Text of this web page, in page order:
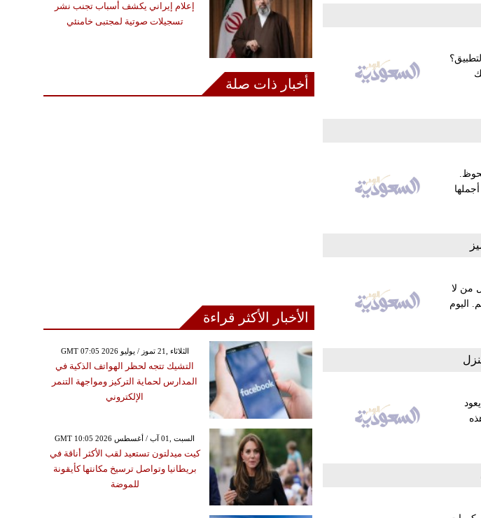
من لا
اليوم
إعلام إيراني يكشف أسباب تجنب نشر
تسجيلات صوتية لمجتبى خامنئي
أخبار ذات صلة
الأخبار الأكثر قراءة
GMT 07:05 2026 الثلاثاء ,21 تموز / يوليو
التشيك تتجه لحظر الهواتف الذكية في
المدارس لحماية التركيز ومواجهة التنمر
الإلكتروني
GMT 10:05 2026 السبت ,01 آب / أغسطس
كيت ميدلتون تستعيد لقب الأكثر أناقة في
بريطانيا وتواصل ترسيخ مكانتها كأيقونة
للموضة